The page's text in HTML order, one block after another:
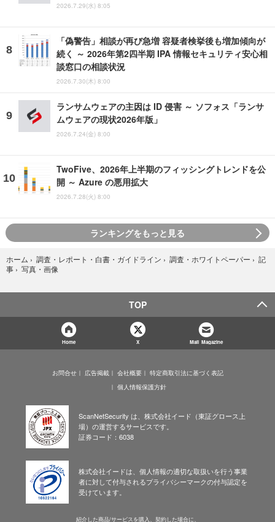
2026.7.29(水) 8:05
「偽警告」相談が再び急増 容疑者検挙後も増加傾向が
続く ～ 2026年第2四半期 IPA 情報セキュリティ安心相
談窓口の相談状況
2026.7.30(木) 8:00
ランサムウェアの主因は ID 侵害 ～ ソフォス「ランサ
ムウェアの現状2026年版」
2026.7.24(金) 8:00
TwoFive、2026年上半期のフィッシングトレンドを公
開 ～ Azure の悪用拡大
2026.7.28(火) 8:00
ランキングをもっと見る
ホーム › 調査・レポート・白書・ガイドライン › 調査・ホワイトペーパー › 記
事 › 写真・画像
TOP
Home X Mail Magazine
お問合せ 広告掲載 会社概要
特定商取引法に基づく表記
個人情報保護方針
ScanNetSecurity は、株式会社イード（東証グロース上
場）の運営するサービスです。
証券コード：6038
株式会社イードは、個人情報の適切な取扱いを行う事業
者に対して付与されるプライバシーマークの付与認定を
受けています。
紹介した商品/サービスを購入、契約した場合に、